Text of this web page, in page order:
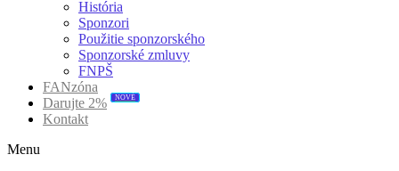
História
Sponzori
Použitie sponzorského
Sponzorské zmluvy
FNPŠ
FANzóna
Darujte 2%
NOVÉ
Kontakt
Menu